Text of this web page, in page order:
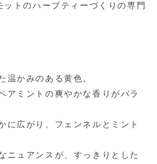
トのハーブティーづくりの専門
温かみのある黄色。
アミントの爽やかな香りがバラ
に広がり、フェンネルとミント
ニュアンスが、すっきりとした